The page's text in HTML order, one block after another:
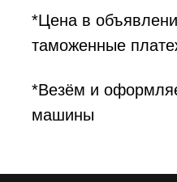
*Цена в
таможенные
*Везём и
машины